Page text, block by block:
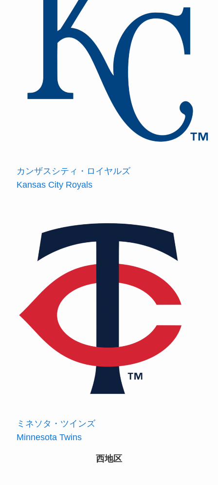
カンザスシティ・ロイヤルズ
Kansas City Royals
ミネソタ・ツインズ
Minnesota Twins
西地区